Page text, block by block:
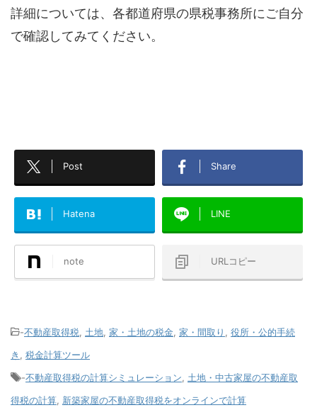
詳細については、各都道府県の県税事務所にご自分
で確認してみてください。
Post Share
Hatena LINE
note URLコピー
-不動産取得税 土地 家・土地の税金 家・間取り
役所・公的手続
き
税金計算ツール
-不動産取得税の計算シミュレーション
土地・中古家屋の不動産取
得税の計算 新築家屋の不動産取得税をオンラインで計算